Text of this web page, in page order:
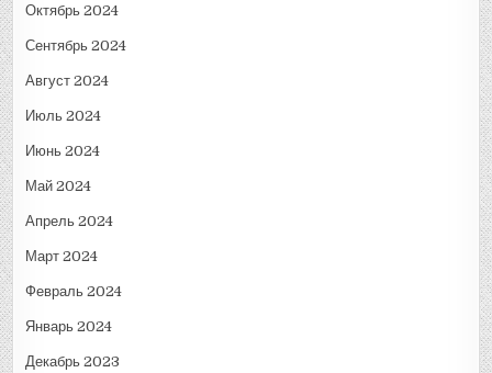
Октябрь 2024
Сентябрь 2024
Август 2024
Июль 2024
Июнь 2024
Май 2024
Апрель 2024
Март 2024
Февраль 2024
Январь 2024
Декабрь 2023